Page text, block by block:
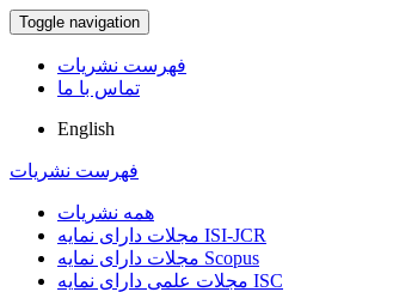
Toggle navigation
فهرست نشریات
تماس با ما
English
فهرست نشریات
همه نشریات
مجلات دارای نمایه ISI-JCR
مجلات دارای نمایه Scopus
مجلات علمی دارای نمایه ISC